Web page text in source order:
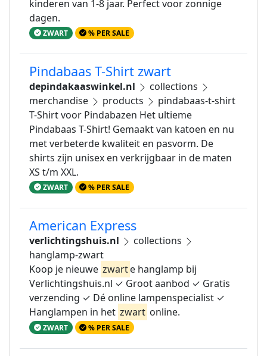
kinderen van 1-8 jaar. Perfect voor zonnige
dagen.
ZWART % PER SALE
Pindabaas T-Shirt zwart
depindakaaswinkel.nl
collections
merchandise
products
pindabaas-t-shirt
T-Shirt voor Pindabazen Het ultieme
Pindabaas T-Shirt! Gemaakt van katoen en nu
met verbeterde kwaliteit en pasvorm. De
shirts zijn unisex en verkrijgbaar in de maten
XS t/m XXL.
ZWART % PER SALE
American Express
verlichtingshuis.nl
collections
hanglamp-zwart
Koop je nieuwe zwarte hanglamp bij
Verlichtingshuis.nl ✓ Groot aanbod ✓ Gratis
verzending ✓ Dé online lampenspecialist ✓
Hanglampen in het zwart online.
ZWART % PER SALE